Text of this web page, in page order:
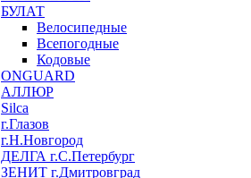
БУЛАТ
Велосипедные
Всепогодные
Кодовые
ONGUARD
АЛЛЮР
Silca
г.Глазов
г.Н.Новгород
ДЕЛГА г.С.Петербург
ЗЕНИТ г.Дмитровград